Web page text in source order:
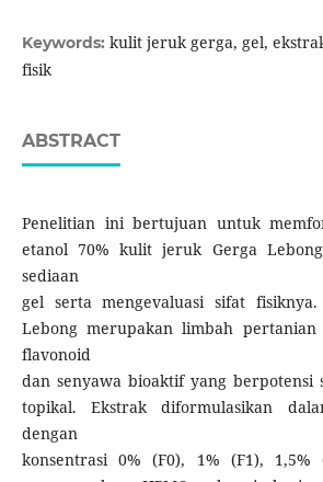
Keywords: kulit jeruk gerga, gel,
fisik
ABSTRACT
Penelitian ini bertujuan untuk
etanol 70% kulit jeruk Gerga
sediaan
gel serta mengevaluasi sifat
Lebong merupakan limbah pertanian
flavonoid
dan senyawa bioaktif yang berpotensi
topikal. Ekstrak diformulasikan
dengan
konsentrasi 0% (F0), 1% (F1),